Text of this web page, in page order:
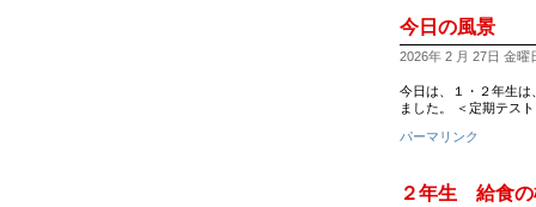
今日の風景
2026年 2 月 27日 金曜
今日は、１・２年生
ました。 ＜定期テス
パーマリンク
２年生 給食の